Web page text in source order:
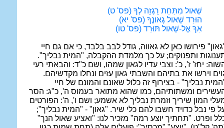
שְׁאול מִתַּחַת רָגְזָה לְךָ (פס' ט)
הוּרַד שְׁאול גְאונֶךָ (פס' יא)
אַךְ אֶל-שְׁאול תּוּרַד (פס' טו)
פירושו כאן לא גאווה, גודל לבב בלבד, כי אם גם חיי
ותפנוקים; על כך מלמדת ההקבלה, "המית נבליך".
יחז' ז', כ': וצבי עדיו לגאון שמהו, ושם כ"ד: והבאתי רעי
וירשו את בתיהם והשבתי גאון עזים ונחלו מקדשיהם.
נבליך" - בצירוף זה כלול שאונם והמונם של חיי
ומשתותיהם, כמו שהוא מתואר בעמוס ה', כ"ג: הסר
המון שיריך וזמרת נבליך לא אשמע; ושם ו', ה': הפורטים
פי נבל כדויד חשבו להם כלי שיר. "גאון" - "המית נבליך";
ופרט. "תחתיך יוצע רמה" מזכיר לנו: "ואציע שאול הנך"